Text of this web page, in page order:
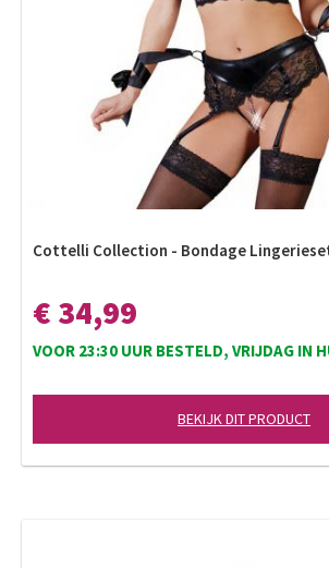
Cottelli Collection - Bondage
€ 34,99
VOOR 23:30 UUR BESTELD, VRIJDAG IN
BEKIJK DIT PRODUCT